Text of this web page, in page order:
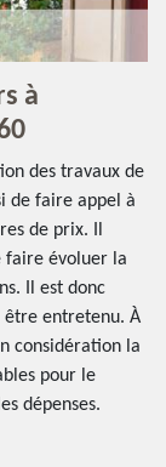
à
des travaux de
de faire appel à
de prix. Il
faire évoluer la
Il est donc
être entretenu. À
considération la
pour le
dépenses.